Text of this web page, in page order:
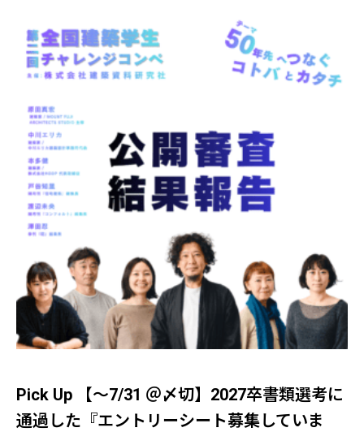
Pick Up 【～7/31 ＠〆切】2027卒書類選考に
通過した『エントリーシート募集していま